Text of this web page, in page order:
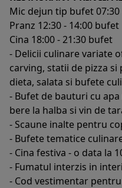
Mic dejun tip bufet 07:30
Pranz 12:30 - 14:00 bufet
Cina 18:00 - 21:30 bufet
- Delicii culinare variate
carving, statii de pizza
dieta, salata si bufete
- Bufet de bauturi cu
bere la halba si vin de
- Scaune inalte pentru
- Bufete tematice
- Cina festiva - o data la
- Fumatul interzis in
- Cod vestimentar